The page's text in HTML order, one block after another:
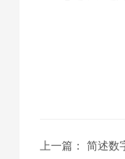
上一篇： 简述数